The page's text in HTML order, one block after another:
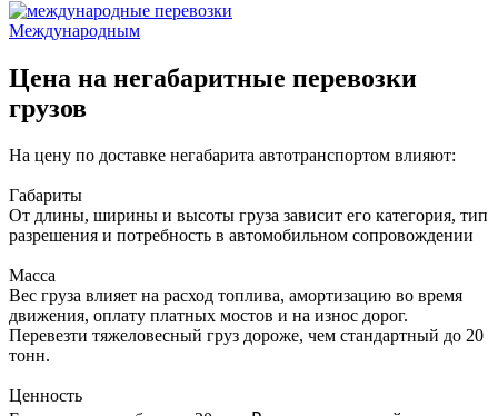
Международным
Цена на негабаритные перевозки
грузов
На цену по доставке негабарита автотранспортом влияют:
Габариты
От длины, ширины и высоты груза зависит его категория, тип
разрешения и потребность в автомобильном сопровождении
Масса
Вес груза влияет на расход топлива, амортизацию во время
движения, оплату платных мостов и на износ дорог.
Перевезти тяжеловесный груз дороже, чем стандартный до 20
тонн.
Ценность